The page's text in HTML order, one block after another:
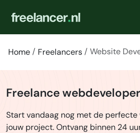
Home Freelancers Website
Freelance
Start vandaag nog met de
jouw project. Ontvang binnen 24